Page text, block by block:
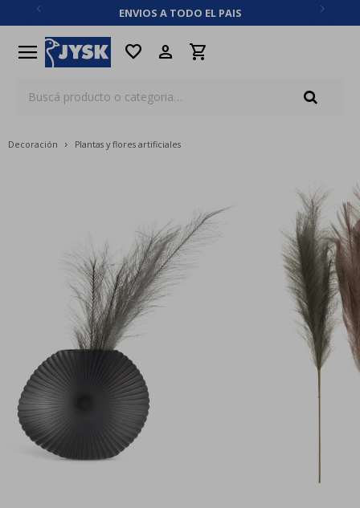
ENVIOS A TODO EL PAIS
menu favorite
Decoración Plantas y flores artificiales
close